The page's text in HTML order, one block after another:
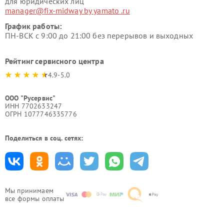
Мы принимаем
все формы оплаты
manager@fix-midway by yamato .ru
График работы:
ПН-ВСК с 9:00 до 21:00 без перерывов и выходных
Рейтинг сервисного центра
4.9-5.0
ООО "Русервис"
ИНН 7702633247
ОГРН 1077746335776
Поделиться в соц. сетях: